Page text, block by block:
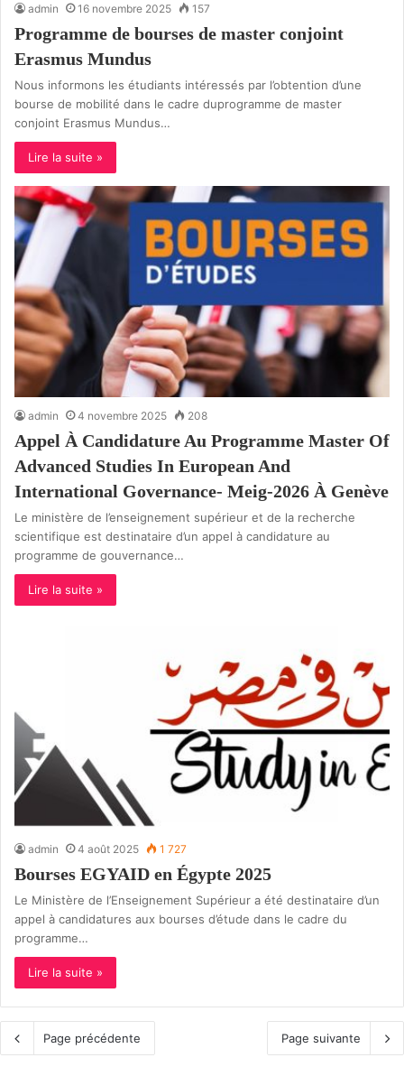
admin 16 novembre 2025 157
Programme de bourses de master conjoint
Erasmus Mundus
Nous informons les étudiants intéressés par l’obtention d’une
bourse de mobilité dans le cadre duprogramme de master
conjoint Erasmus Mundus…
Lire la suite »
admin 4 novembre 2025 208
Appel À Candidature Au Programme Master Of
Advanced Studies In European And
International Governance- Meig-2026 À Genève
Le ministère de l’enseignement supérieur et de la recherche
scientifique est destinataire d’un appel à candidature au
programme de gouvernance…
Lire la suite »
admin 4 août 2025 1 727
Bourses EGYAID en Égypte 2025
Le Ministère de l’Enseignement Supérieur a été destinataire d’un
appel à candidatures aux bourses d’étude dans le cadre du
programme…
Lire la suite »
Page précédente Page suivante